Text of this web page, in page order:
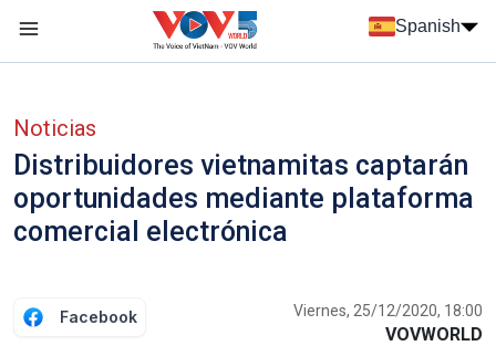
Spanish
Noticias
Distribuidores vietnamitas captarán
oportunidades mediante plataforma
comercial electrónica
Facebook Viernes, 25/12/2020, 18:00
VOVWORLD